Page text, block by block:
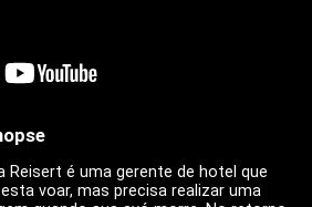
Reisert é uma gerente de hotel que
voar, mas precisa realizar uma